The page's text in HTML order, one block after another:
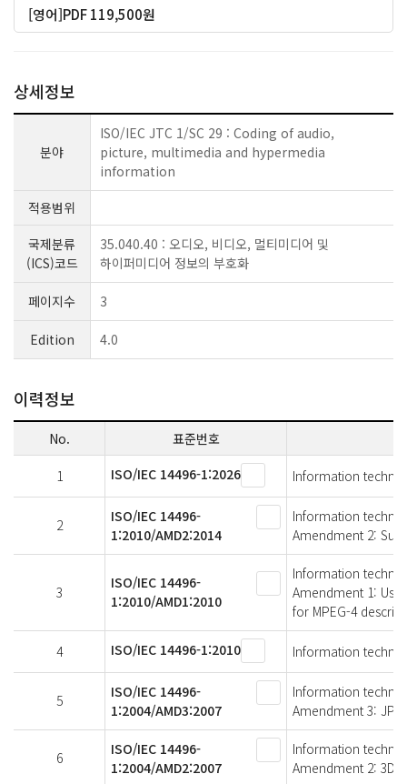
[영어]PDF 119,500원
상세정보
분야
ISO/IEC JTC 1/SC 29 : Coding of audio,
picture, multimedia and hypermedia
information
적용범위
국제분류
(ICS)코드
35.040.40 : 오디오, 비디오, 멀티미디어 및
하이퍼미디어 정보의 부호화
페이지수 3
Edition 4.0
이력정보
No. 표준번호
1 ISO/IEC 14496-1:2026 Information
2
ISO/IEC 14496-
1:2010/AMD2:2014
Information
Amendment 2:
3
ISO/IEC 14496-
1:2010/AMD1:2010
Information
Amendment 1:
for MPEG-4
4 ISO/IEC 14496-1:2010 Information
5
ISO/IEC 14496-
1:2004/AMD3:2007
Information
Amendment 3:
6
ISO/IEC 14496-
1:2004/AMD2:2007
Information
Amendment 2: 3D